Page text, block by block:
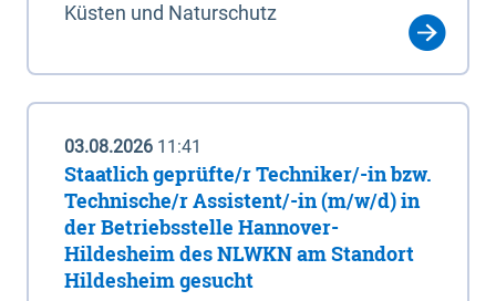
Küsten und Naturschutz
03.08.2026 11:41
Staatlich geprüfte/r Techniker/-in bzw.
Technische/r Assistent/-in (m/w/d) in
der Betriebsstelle Hannover-
Hildesheim des NLWKN am Standort
Hildesheim gesucht